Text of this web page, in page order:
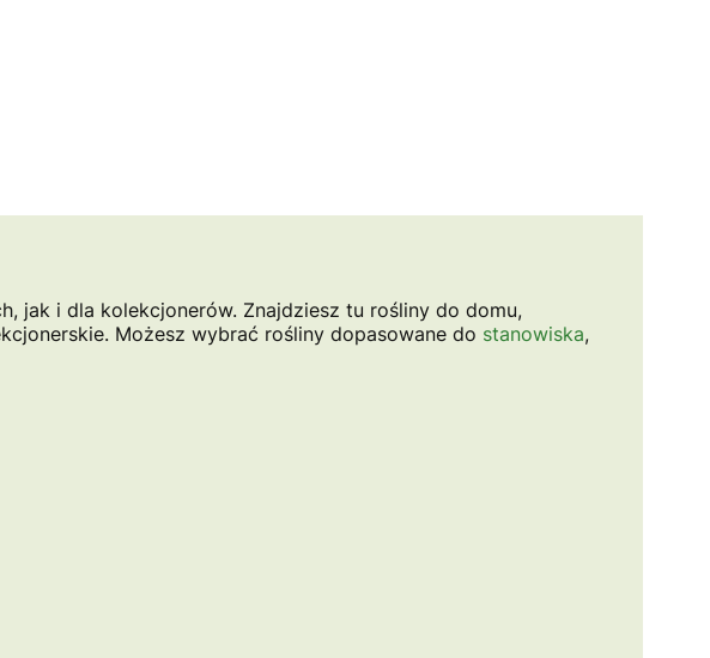
jak i dla kolekcjonerów. Znajdziesz tu rośliny do domu,
Możesz wybrać rośliny dopasowane do stanowiska,